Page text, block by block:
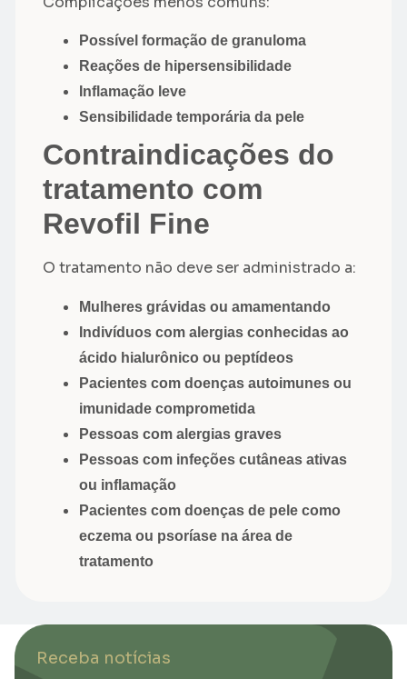
Possível formação de granuloma
Reações de hipersensibilidade
Inflamação leve
Sensibilidade temporária da pele
Contraindicações do
tratamento com
Revofil Fine
O tratamento não deve ser administrado a:
Mulheres grávidas ou amamentando
Indivíduos com alergias conhecidas ao
ácido hialurônico ou peptídeos
Pacientes com doenças autoimunes ou
imunidade comprometida
Pessoas com alergias graves
Pessoas com infeções cutâneas ativas
ou inflamação
Pacientes com doenças de pele como
eczema ou psoríase na área de
tratamento
Receba notícias